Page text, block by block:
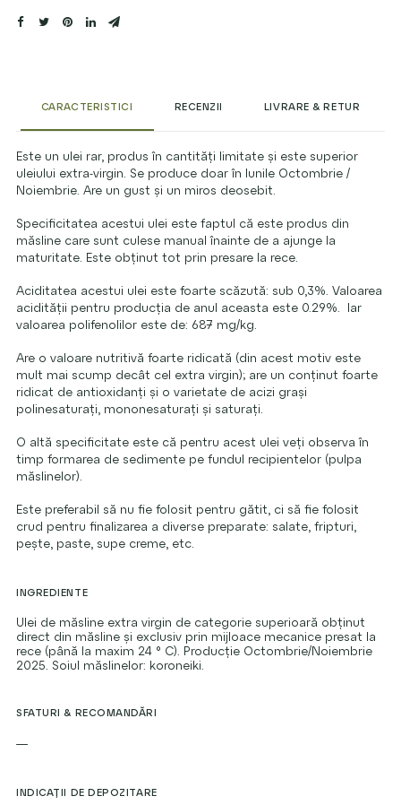
CARACTERISTICI RECENZII LIVRARE & RETUR
Este un ulei rar, produs în cantități limitate și este superior
uleiului extra-virgin. Se produce doar în lunile Octombrie /
Noiembrie. Are un gust și un miros deosebit.
Specificitatea acestui ulei este faptul că este produs din
măsline care sunt culese manual înainte de a ajunge la
maturitate. Este obținut tot prin presare la rece.
Aciditatea acestui ulei este foarte scăzută: sub 0,3%. Valoarea
acidității pentru producția de anul aceasta este 0.29%. Iar
valoarea polifenolilor este de: 687 mg/kg.
Are o valoare nutritivă foarte ridicată (din acest motiv este
mult mai scump decât cel extra virgin); are un conținut foarte
ridicat de antioxidanți și o varietate de acizi grași
polinesaturați, mononesaturați și saturați.
O altă specificitate este că pentru acest ulei veți observa în
timp formarea de sedimente pe fundul recipientelor (pulpa
măslinelor).
Este preferabil să nu fie folosit pentru gătit, ci să fie folosit
crud pentru finalizarea a diverse preparate: salate, fripturi,
pește, paste, supe creme, etc.
INGREDIENTE
Ulei de măsline extra virgin de categorie superioară obținut
direct din măsline și exclusiv prin mijloace mecanice presat la
rece (până la maxim 24 ° C). Producție Octombrie/Noiembrie
2025. Soiul măslinelor: koroneiki.
SFATURI & RECOMANDĂRI
—
INDICAȚII DE DEPOZITARE